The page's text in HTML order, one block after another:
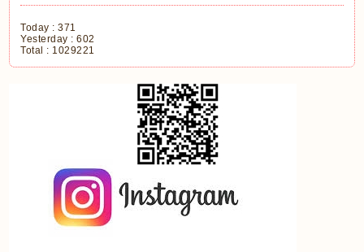
Today :371
Yesterday :602
Total : 1029221